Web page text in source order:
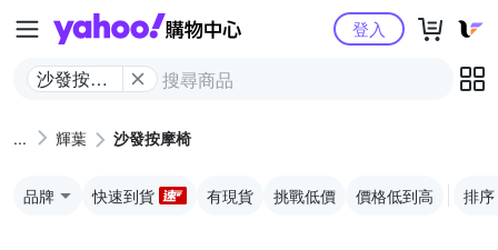
Yahoo購物中心
沙發按摩
登入
輝葉 沙發按摩椅
品牌 快速到貨 有現貨 挑戰低價 價格低到高 排序